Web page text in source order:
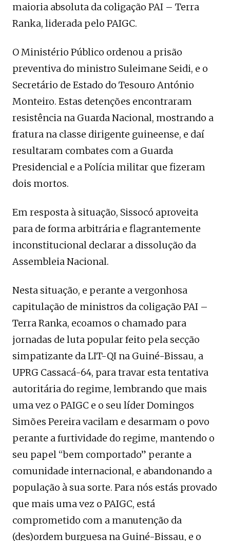
maioria absoluta da coligação PAI – Terra
Ranka, liderada pelo PAIGC.
O Ministério Público ordenou a prisão
preventiva do ministro Suleimane Seidi, e o
Secretário de Estado do Tesouro António
Monteiro. Estas detenções encontraram
resistência na Guarda Nacional, mostrando a
fratura na classe dirigente guineense, e daí
resultaram combates com a Guarda
Presidencial e a Polícia militar que fizeram
dois mortos.
Em resposta à situação, Sissocó aproveita
para de forma arbitrária e flagrantemente
inconstitucional declarar a dissolução da
Assembleia Nacional.
Nesta situação, e perante a vergonhosa
capitulação de ministros da coligação PAI –
Terra Ranka, ecoamos o chamado para
jornadas de luta popular feito pela secção
simpatizante da LIT-QI na Guiné-Bissau, a
UPRG Cassacá-64, para travar esta tentativa
autoritária do regime, lembrando que mais
uma vez o PAIGC e o seu líder Domingos
Simões Pereira vacilam e desarmam o povo
perante a furtividade do regime, mantendo o
seu papel “bem comportado” perante a
comunidade internacional, e abandonando a
população à sua sorte. Para nós estás provado
que mais uma vez o PAIGC, está
comprometido com a manutenção da
(des)ordem burguesa na Guiné-Bissau, e o